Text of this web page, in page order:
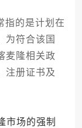
的是计划在
为符合该国
麦隆相关政
注册证书及
场的强制